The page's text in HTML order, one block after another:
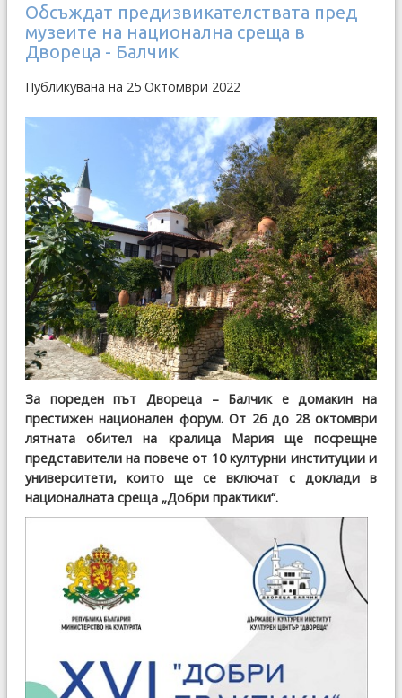
Обсъждат предизвикателствата пред
музеите на национална среща в
Двореца - Балчик
Публикувана на 25 Октомври 2022
За пореден път Двореца – Балчик е домакин на
престижен национален форум. От 26 до 28 октомври
лятната обител на кралица Мария ще посрещне
представители на повече от 10 културни институции и
университети, които ще се включат с доклади в
националната среща „Добри практики“.